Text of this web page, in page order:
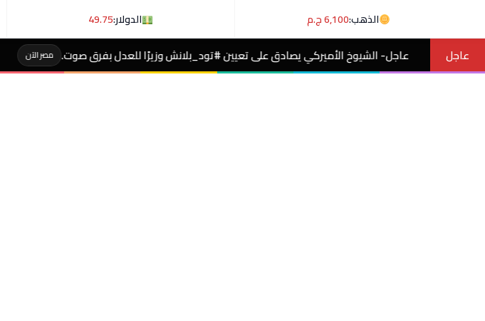
الذهب:6,100 ج.م الدولار:49.75
عاجل
الشيوخ الأميركي يصادق على تعيين #تود_بلانش وزيرًا للعدل بفرق صوت. مصر الآن #ارتفاع